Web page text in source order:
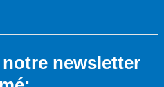
newsletter